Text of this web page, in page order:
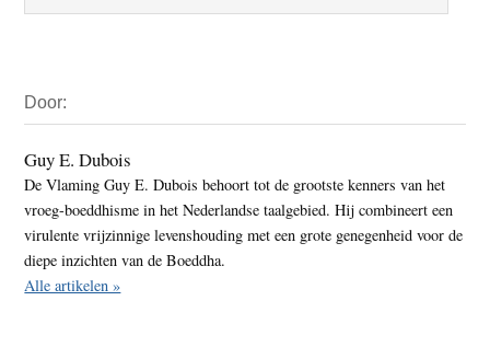
Sidebar
Door:
Guy E. Dubois
De Vlaming Guy E. Dubois behoort tot de grootste kenners van het
vroeg-boeddhisme in het Nederlandse taalgebied. Hij combineert een
virulente vrijzinnige levenshouding met een grote genegenheid voor de
diepe inzichten van de Boeddha.
Alle artikelen »